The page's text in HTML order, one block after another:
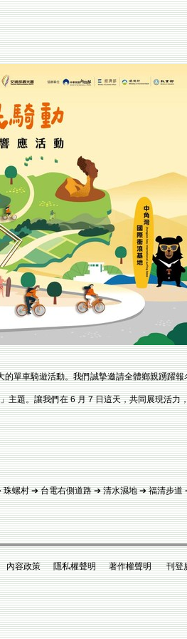
單車騎遊活動。我們誠摯邀請全體鄉親踴躍
主題。讓我們在 6 月 7 日這天，共同展現活力
村 ➔ 台電右側道路 ➔ 清水濕地 ➔ 福清步道
內容政策 隱私權聲明 著作權聲明 刊登